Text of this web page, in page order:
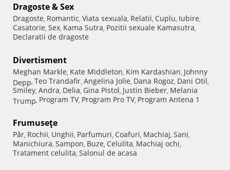
Dragoste & Sex
Dragoste, Romantic, Viata sexuala, Relatii, Cuplu, Iubire,
Casatorie, Sex, Kama Sutra, Pozitii sexuale Kamasutra,
Declaratii de dragoste
Divertisment
Meghan Markle, Kate Middleton, Kim Kardashian, Johnny
Depp, Teo Trandafir, Angelina Jolie, Dana Rogoz, Dani Otil,
Smiley, Andra, Delia, Gina Pistol, Justin Bieber, Melania
Trump, Program TV, Program Pro TV, Program Antena 1
Frumuseţe
Păr, Rochii, Unghii, Parfumuri, Coafuri, Machiaj, Sani,
Manichiura, Sampon, Buze, Celulita, Machiaj ochi,
Tratament celulita, Salonul de acasa